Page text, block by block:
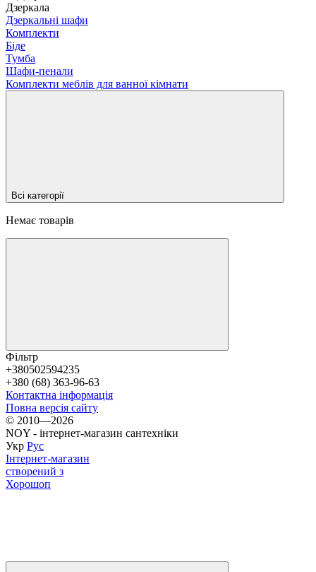
Дзеркала
Дзеркальні шафи
Комплекти
Біде
Тумба
Шафи-пенали
Комплекти меблів для ванної кімнати
Всі категорії
Немає товарів
Фільтр
+380502594235
+380 (68) 363-96-63
Контактна інформація
Повна версія сайту
© 2010—2026
NOY - інтернет-магазин сантехніки
Укр Рус
Інтернет-магазин
створений з
Хорошоп